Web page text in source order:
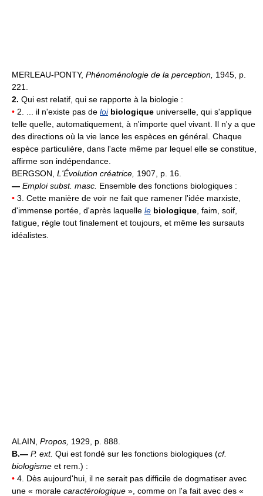
MERLEAU-PONTY, Phénoménologie de la perception, 1945, p.
221.
2. Qui est relatif, qui se rapporte à la biologie :
• 2. ... il n'existe pas de loi biologique universelle, qui s'applique
telle quelle, automatiquement, à n'importe quel vivant. Il n'y a que
des directions où la vie lance les espèces en général. Chaque
espèce particulière, dans l'acte même par lequel elle se constitue,
affirme son indépendance.
BERGSON, L'Évolution créatrice, 1907, p. 16.
— Emploi subst. masc. Ensemble des fonctions biologiques :
• 3. Cette manière de voir ne fait que ramener l'idée marxiste,
d'immense portée, d'après laquelle le biologique , faim, soif,
fatigue, règle tout finalement et toujours, et même les sursauts
idéalistes.
ALAIN, Propos, 1929, p. 888.
B.— P. ext. Qui est fondé sur les fonctions biologiques (cf.
biologisme et rem.) :
• 4. Dès aujourd'hui, il ne serait pas difficile de dogmatiser avec
une « morale caractérologique », comme on l'a fait avec des «